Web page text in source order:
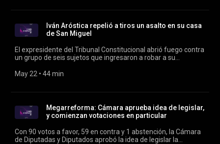
Iván Aróstica repelió a tiros un asalto en su casa
de San Miguel
El expresidente del Tribunal Constitucional abrió fuego contra
un grupo de seis sujetos que ingresaron a robar a su
Rodrigo Vergara.
May 22 • 44 min
Megarreforma: Cámara aprueba idea de legislar,
y comienzan votaciones en particular
Con 90 votos a favor, 59 en contra y 1 abstención, la Cámara
de Diputadas y Diputados aprobó la idea de legislar la